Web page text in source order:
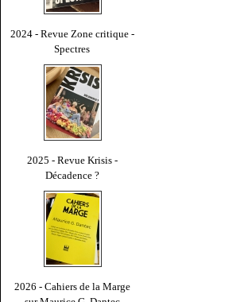
2024 - Revue Zone critique -
Spectres
2025 - Revue Krisis -
Décadence ?
2026 - Cahiers de la Marge